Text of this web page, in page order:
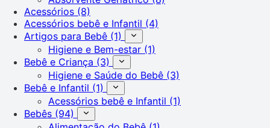
Acessórios (8)
Acessórios bebê e Infantil (4)
Artigos para Bebê (1)
Higiene e Bem-estar (1)
Bebê e Criança (3)
Higiene e Saúde do Bebê (3)
Bebê e Infantil (1)
Acessórios bebê e Infantil (1)
Bebês (94)